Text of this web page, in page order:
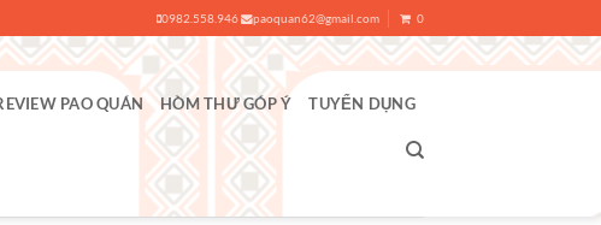
0982.558.946 paoquan62@gmail.com 0
PAO QUÁN HÒM THƯ GÓP Ý TUYỂN DỤNG